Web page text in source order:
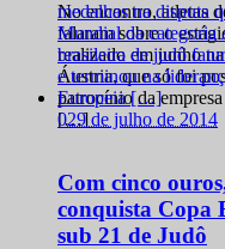
No encontro, atletas
falaram sobre o
realizado em junho
Áustria, que só foi
patrocínio da
[…]
029 de julho de 2014
Com cinco
conquista Copa
sub 21 de Judô